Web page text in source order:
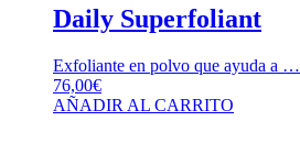
Daily Superfoliant
Exfoliante en polvo que ayuda a …
76,00€
AÑADIR AL CARRITO